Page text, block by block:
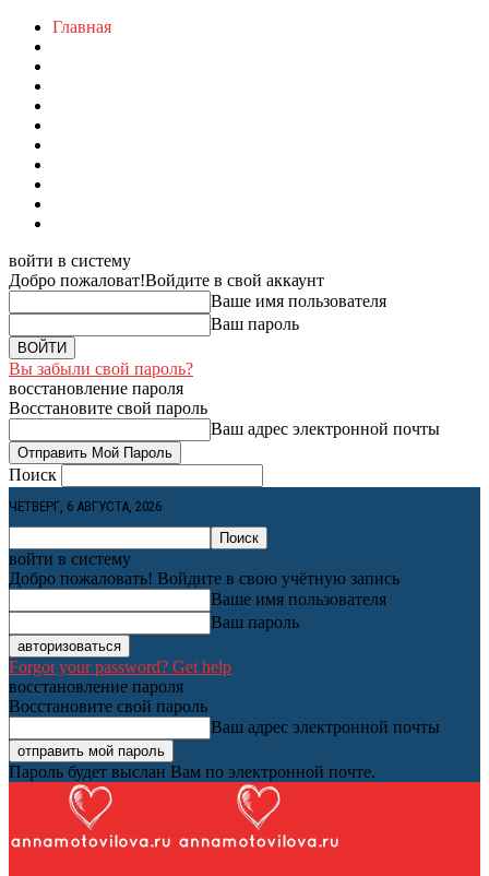
Главная
войти в систему
Добро пожаловат!Войдите в свой аккаунт
Ваше имя пользователя
Ваш пароль
Вы забыли свой пароль?
восстановление пароля
Восстановите свой пароль
Ваш адрес электронной почты
Поиск
ЧЕТВЕРГ, 6 АВГУСТА, 2026
войти в систему
Добро пожаловать! Войдите в свою учётную запись
Ваше имя пользователя
Ваш пароль
Forgot your password? Get help
восстановление пароля
Восстановите свой пароль
Ваш адрес электронной почты
Пароль будет выслан Вам по электронной почте.